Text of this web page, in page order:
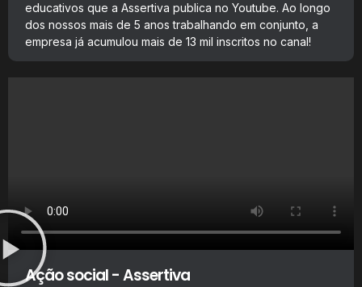
educativos que a Assertiva publica no Youtube. Ao longo
dos nossos mais de 5 anos trabalhando em conjunto, a
empresa já acumulou mais de 13 mil inscritos no canal!
Ação social - Assertiva